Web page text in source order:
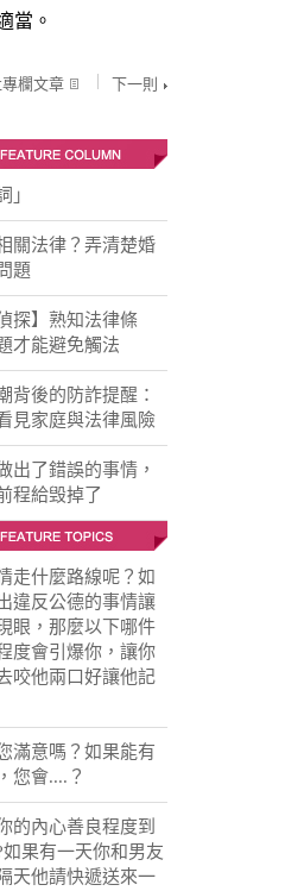
當。
欄文章 下一則
」
關法律？弄清楚婚
題
探】熟知法律條
才能避免觸法
背後的防詐提醒：
見家庭與法律風險
出了錯誤的事情，
程給毁掉了
走什麼路線呢？如
違反公德的事情讓
眼，那麼以下哪件
度會引爆你，讓你
咬他兩口好讓他記
滿意嗎？如果能有
您會....？
的內心善良程度到
果有一天你和男友
天他請快遞送來一